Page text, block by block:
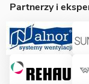
Partnerzy i